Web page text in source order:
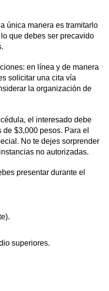
única manera es tramitarlo
que debes ser precavido
en línea y de manera
solicitar una cita vía
la organización de
el interesado debe
$3,000 pesos. Para el
No te dejes sorprender
no autorizadas.
presentar durante el
superiores.